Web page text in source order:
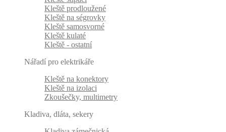
Kleště prodloužené
Kleště na ségrovky
Kleště samosvorné
Kleště kulaté
Kleště - ostatní
Nářadí pro elektrikáře
Kleště na konektory
Kleště na izolaci
Zkoušečky, multimetry
Kladiva, dláta, sekery